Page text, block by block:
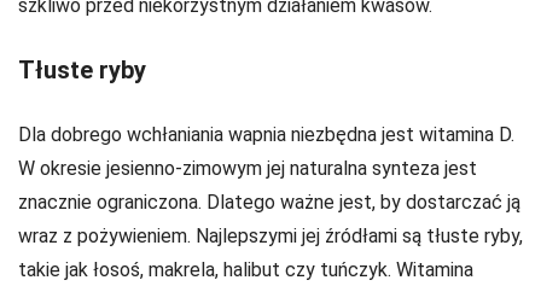
szkliwo przed niekorzystnym działaniem kwasów.
Tłuste ryby
Dla dobrego wchłaniania wapnia niezbędna jest witamina D.
W okresie jesienno-zimowym jej naturalna synteza jest
znacznie ograniczona. Dlatego ważne jest, by dostarczać ją
wraz z pożywieniem. Najlepszymi jej źródłami są tłuste ryby,
takie jak łosoś, makrela, halibut czy tuńczyk. Witamina